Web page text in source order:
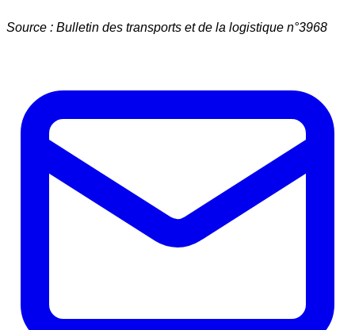
Source : Bulletin des transports et de la logistique n°3968